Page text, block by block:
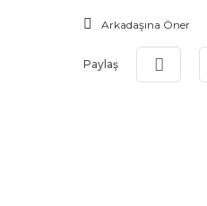
Arkadaşına Öner
Paylaş